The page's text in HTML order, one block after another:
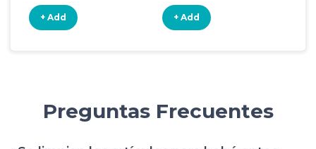
+ Add + Add
Preguntas Frecuentes